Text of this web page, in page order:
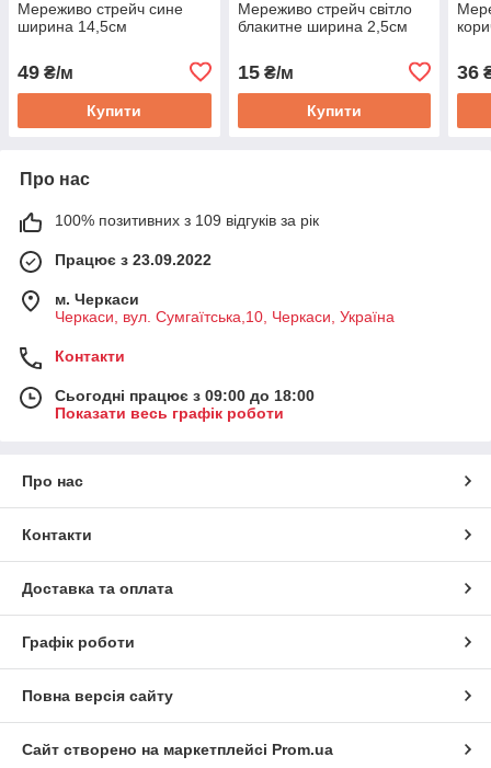
Мереживо стрейч сине
ширина 14,5см
49 ₴/м
Купити
Мереживо стрейч світло
блакитне ширина 2,5см
15₴/м
Купити
36
Про нас
100% позитивних з 109 відгуків за рік
Працює з 23.09.2022
м. Черкаси
Черкаси, вул. Сумгаїтська,10, Черкаси, Україна
Контакти
Сьогодні працює з 09:00 до 18:00
Показати весь графік роботи
Про нас
Контакти
Доставка та оплата
Графік роботи
Повна версія сайту
Сайт створено на маркетплейсі Prom.ua